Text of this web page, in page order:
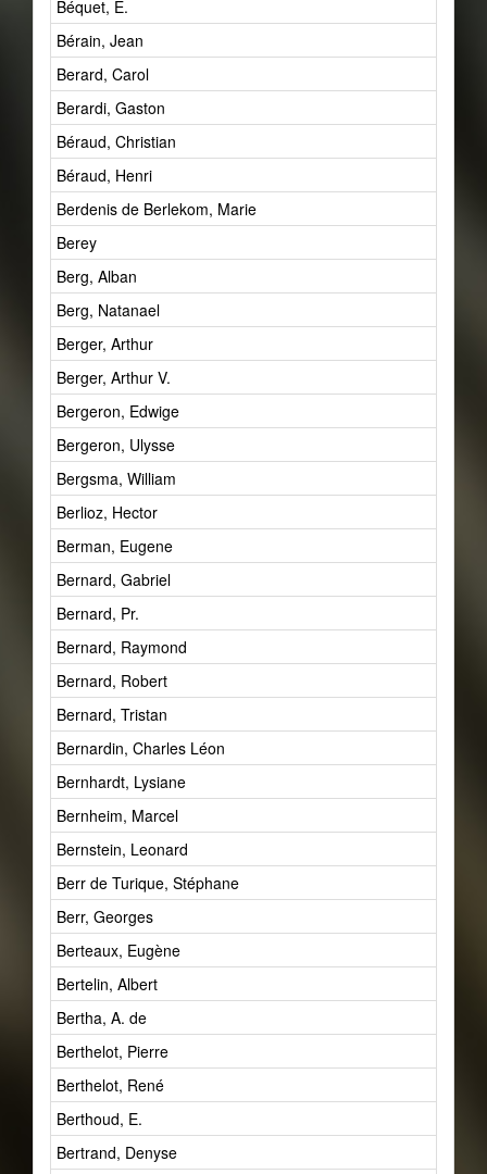
Béquet, E.
Bérain, Jean
Berard, Carol
Berardi, Gaston
Béraud, Christian
Béraud, Henri
Berdenis de Berlekom, Marie
Berey
Berg, Alban
Berg, Natanael
Berger, Arthur
Berger, Arthur V.
Bergeron, Edwige
Bergeron, Ulysse
Bergsma, William
Berlioz, Hector
Berman, Eugene
Bernard, Gabriel
Bernard, Pr.
Bernard, Raymond
Bernard, Robert
Bernard, Tristan
Bernardin, Charles Léon
Bernhardt, Lysiane
Bernheim, Marcel
Bernstein, Leonard
Berr de Turique, Stéphane
Berr, Georges
Berteaux, Eugène
Bertelin, Albert
Bertha, A. de
Berthelot, Pierre
Berthelot, René
Berthoud, E.
Bertrand, Denyse